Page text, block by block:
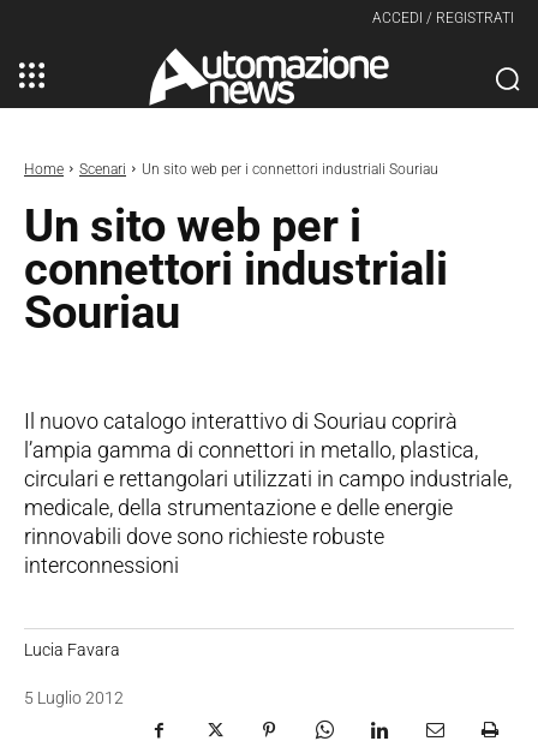
ACCEDI / REGISTRATI
Home Scenari Un sito web per i connettori industriali Souriau
Un sito web per i
connettori industriali
Souriau
Il nuovo catalogo interattivo di Souriau coprirà
l’ampia gamma di connettori in metallo, plastica,
circulari e rettangolari utilizzati in campo industriale,
medicale, della strumentazione e delle energie
rinnovabili dove sono richieste robuste
interconnessioni
Lucia Favara
5 Luglio 2012